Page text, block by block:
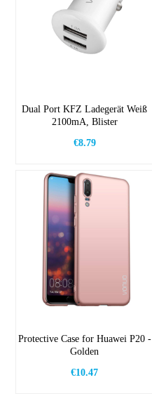
Dual Port KFZ Ladegerät Weiß
2100mA, Blister
€8.79
Protective Case for Huawei P20 -
Golden
€10.47